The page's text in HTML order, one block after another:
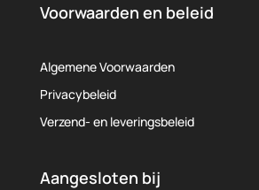
Voorwaarden en beleid
Algemene Voorwaarden
Privacybeleid
Verzend- en leveringsbeleid
Aangesloten bij